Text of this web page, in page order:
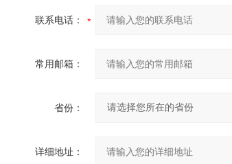
联系电话：
常用邮箱：
省份：
详细地址：